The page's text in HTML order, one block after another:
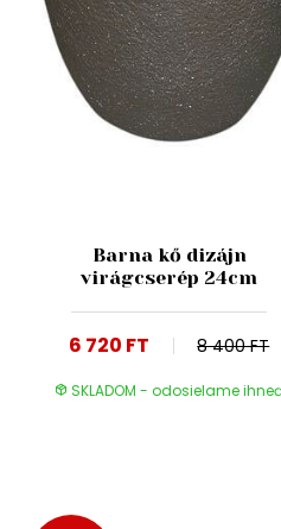
Barna kő dizájn
virágcserép 24cm
6 720 FT 8 400 FT
SKLADOM - odosielame